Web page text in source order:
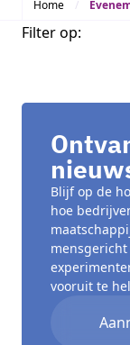
Home
Filter op:
Blijf op de
hoe
vooruit te